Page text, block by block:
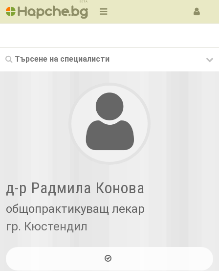
BETA
Търсене на специалисти
д-р Радмила Конова
общопрактикуващ лекар
гр. Кюстендил